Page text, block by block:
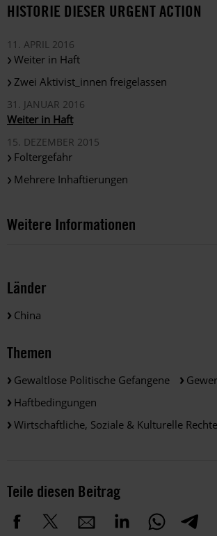
HISTORIE DIESER URGENT ACTION
11. APRIL 2016
Weiter in Haft
Zwei Aktivist_innen freigelassen
31. JANUAR 2016
Weiter in Haft
15. DEZEMBER 2015
Foltergefahr
Mehrere Inhaftierungen
Weitere Informationen
Länder
China
Themen
Gewaltlose Politische Gefangene
Haftbedingungen
Wirtschaftliche, Soziale & Kulturelle Rechte
Teile diesen Beitrag